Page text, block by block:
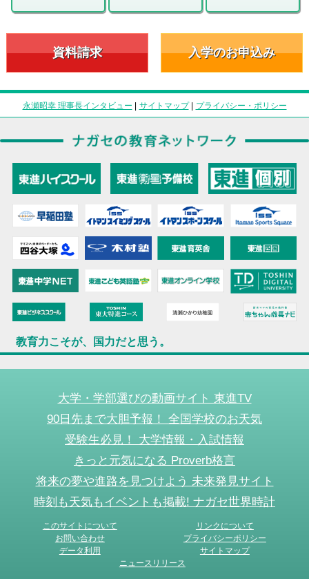
資料請求 入学のお申込み
永瀬昭幸 理事長インタビュー | サイトマップ| プライバシー・ポリシー
教育力こそが、国力だと思う。
大学・学部選びの動画サイト 東進TV
90日先まで大胆予報！ 全国学校のお天気
受験生必見！ 大学情報・入試情報
きっと元気になる Proverb格言
将来の夢や進路を見つけよう 未来発見サイト
時刻も天気もイベントも掲載! ナガセ世界時計
このサイトについて
リンクについて
お問い合わせ
プライバシーポリシー
データ利用
サイトマップ
ニュースリリース